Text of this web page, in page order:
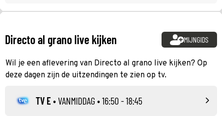
Directo al grano live kijken MIJNGIDS
Wil je een aflevering van Directo al grano live kijken? Op
deze dagen zijn de uitzendingen te zien op tv.
TV E •VANMIDDAG • 16:50 - 18:45